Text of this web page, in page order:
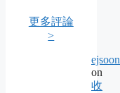
更多評論
>
ejsoon
on
收